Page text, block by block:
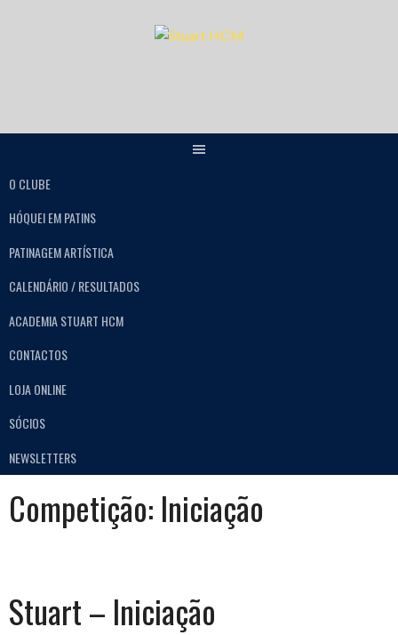
O CLUBE
HÓQUEI EM PATINS
PATINAGEM ARTÍSTICA
CALENDÁRIO / RESULTADOS
ACADEMIA STUART HCM
CONTACTOS
LOJA ONLINE
SÓCIOS
NEWSLETTERS
Competição: Iniciação
Stuart – Iniciação